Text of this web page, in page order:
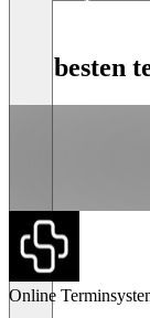
Die
Online